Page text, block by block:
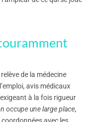
de la médecine
avis médicaux
à la fois rigueur
occupe une large place,